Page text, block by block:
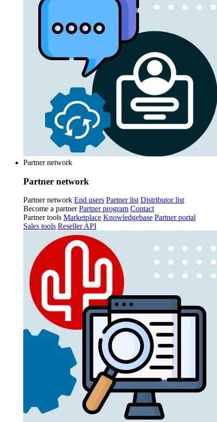
Partner network
Partner network
Partner network End users Partner list Distributor list
Become a partner Partner program Contact
Partner tools Marketplace Knowledgebase Partner portal
Sales tools Reseller API